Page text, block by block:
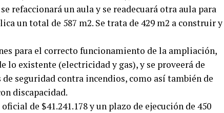
refaccionará un aula y se readecuará otra aula para
un total de 587 m2. Se trata de 429 m2 a construir y
para el correcto funcionamiento de la ampliación,
lo existente (electricidad y gas), y se proveerá de
de seguridad contra incendios, como así también de
discapacidad.
de $41.241.178 y un plazo de ejecución de 450